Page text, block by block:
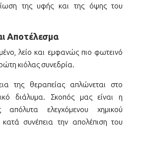
της υφής και της όψης του
Αποτέλεσμα
λείο και εμφανώς πιο φωτεινό
κιόλας συνεδρία.
της θεραπείας απλώνεται στο
διάλυμα. Σκοπός μας είναι η
απόλυτα ελεγχόμενου χημικού
κατά συνέπεια την απολέπιση του